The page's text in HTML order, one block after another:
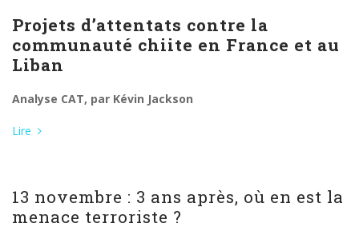
Projets d’attentats contre la
communauté chiite en France et au
Liban
Analyse CAT, par Kévin Jackson
Lire
13 novembre : 3 ans après, où en est la
menace terroriste ?